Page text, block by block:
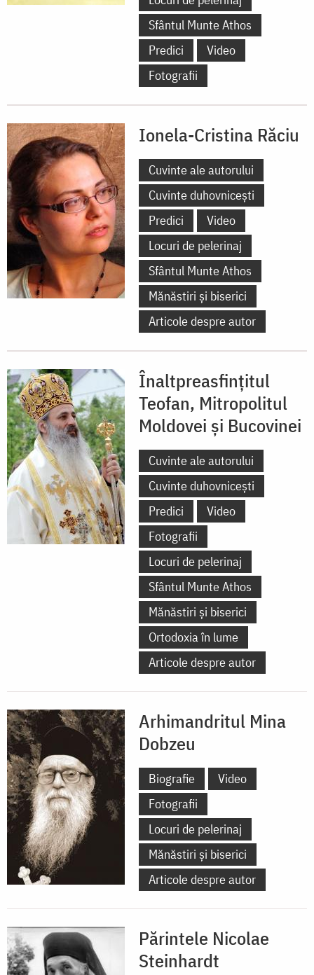
Sfântul Munte Athos
Predici
Video
Fotografii
Ionela-Cristina Răciu
Cuvinte ale autorului
Cuvinte duhovnicești
Predici
Video
Locuri de pelerinaj
Sfântul Munte Athos
Mănăstiri și biserici
Articole despre autor
Înaltpreasfințitul
Teofan, Mitropolitul
Moldovei și Bucovinei
Cuvinte ale autorului
Cuvinte duhovnicești
Predici
Video
Fotografii
Locuri de pelerinaj
Sfântul Munte Athos
Mănăstiri și biserici
Ortodoxia în lume
Articole despre autor
Arhimandritul Mina
Dobzeu
Biografie
Video
Fotografii
Locuri de pelerinaj
Mănăstiri și biserici
Articole despre autor
Părintele Nicolae
Steinhardt